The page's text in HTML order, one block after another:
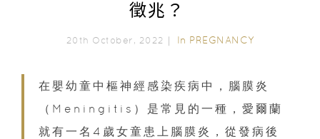
徵兆？
20th October, 2022｜ In PREGNANCY
在嬰幼童中樞神經感染疾病中，腦膜炎
（Meningitis）是常見的一種，愛爾蘭
就有一名4歲女童患上腦膜炎，從發病後